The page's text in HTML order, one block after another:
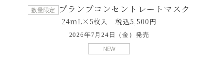
数量限定 プランプコンセントレートマスク
24mL×5枚入 税込5,500円
2026年7月24日（金）発売
NEW